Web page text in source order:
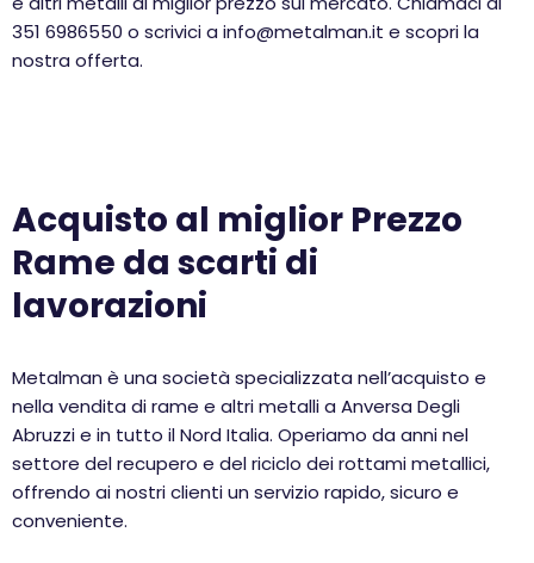
351 6986550 o scrivici a info@metalman.it e scopri la
nostra offerta.
Acquisto al miglior Prezzo
Rame da scarti di
lavorazioni
Metalman è una società specializzata nell’acquisto e
nella vendita di rame e altri metalli a Anversa Degli
Abruzzi e in tutto il Nord Italia. Operiamo da anni nel
settore del recupero e del riciclo dei rottami metallici,
offrendo ai nostri clienti un servizio rapido, sicuro e
conveniente.